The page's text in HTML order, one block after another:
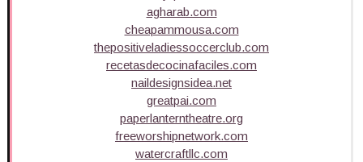
agharab.com
cheapammousa.com
thepositiveladiessoccerclub.com
recetasdecocinafaciles.com
naildesignsidea.net
greatpai.com
paperlanterntheatre.org
freeworshipnetwork.com
watercraftllc.com